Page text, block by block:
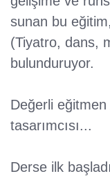
sunan bu
(Tiyatro, dans,
bulunduruyor.
Değerli eğitmen
tasarımcısı...
Derse ilk